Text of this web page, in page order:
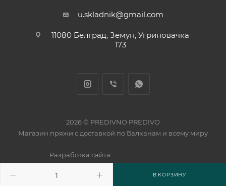
В КОРЗИНУ
u.skladnik@gmail.com
11080 Белград, Земун, Угриновачка
173
2026 © PREDIVNO PREDIVO
Магазин пряжи с доставкой по Балканам и всему миру
Разработка сайта: